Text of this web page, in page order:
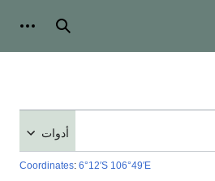
بحث
أدوات
Coordinates: 6°12′S 106°49′E